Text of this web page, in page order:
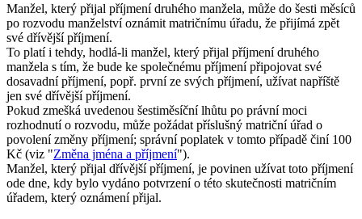
Manžel, který přijal příjmení druhého manžela, může do šesti měsíců
po rozvodu manželství oznámit matričnímu úřadu, že přijímá zpět
své dřívější příjmení.
To platí i tehdy, hodlá-li manžel, který přijal příjmení druhého
manžela s tím, že bude ke společnému příjmení připojovat své
dosavadní příjmení, popř. první ze svých příjmení, užívat napříště
jen své dřívější příjmení.
Pokud zmešká uvedenou šestiměsíční lhůtu po právní moci
rozhodnutí o rozvodu, může požádat příslušný matriční úřad o
povolení změny příjmení; správní poplatek v tomto případě činí 100
Kč (viz "Změna jména a příjmení").
Manžel, který přijal dřívější příjmení, je povinen užívat toto příjmení
ode dne, kdy bylo vydáno potvrzení o této skutečnosti matričním
úřadem, který oznámení přijal.